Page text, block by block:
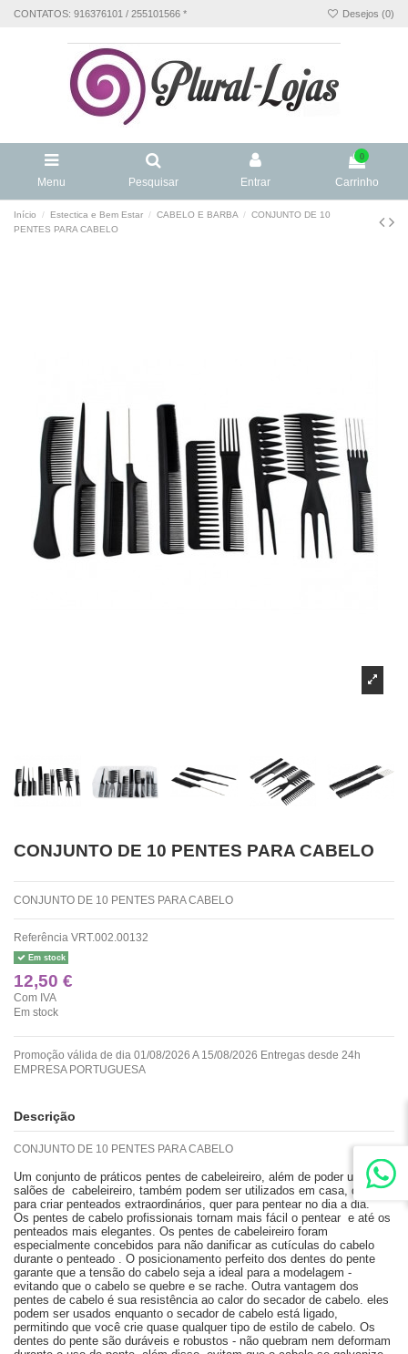
CONTATOS: 916376101 / 255101566 * Desejos (0)
Menu Pesquisar Entrar
0
Carrinho
Início Estectica e Bem Estar CABELO E BARBA
CONJUNTO DE 10
PENTES PARA CABELO
CONJUNTO DE 10 PENTES PARA CABELO
CONJUNTO DE 10 PENTES PARA CABELO
Referência VRT.002.00132
Em stock
12,50 €
Com IVA
Em stock
Promoção válida de dia 01/08/2026 A 15/08/2026 Entregas desde 24h
EMPRESA PORTUGUESA
Descrição
CONJUNTO DE 10 PENTES PARA CABELO
Um conjunto de práticos pentes de cabeleireiro, além de poder usar em
salões de cabeleireiro, também podem ser utilizados em casa, quer
para criar penteados extraordinários, quer para pentear no dia a dia.
Os pentes de cabelo profissionais tornam mais fácil o pentear e até os
penteados mais elegantes. Os pentes de cabeleireiro foram
especialmente concebidos para não danificar as cutículas do cabelo
durante o penteado . O posicionamento perfeito dos dentes do pente
garante que a tensão do cabelo seja a ideal para a modelagem -
evitando que o cabelo se quebre e se rache. Outra vantagem dos
pentes de cabelo é sua resistência ao calor do secador de cabelo. eles
podem ser usados ​​enquanto o secador de cabelo está ligado,
permitindo que você crie quase qualquer tipo de estilo de cabelo. Os
dentes do pente são duráveis ​​e robustos - não quebram nem deformam